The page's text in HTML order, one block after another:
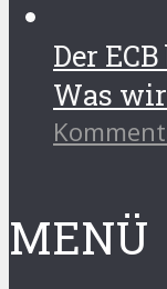
Der
Was
MENÜ